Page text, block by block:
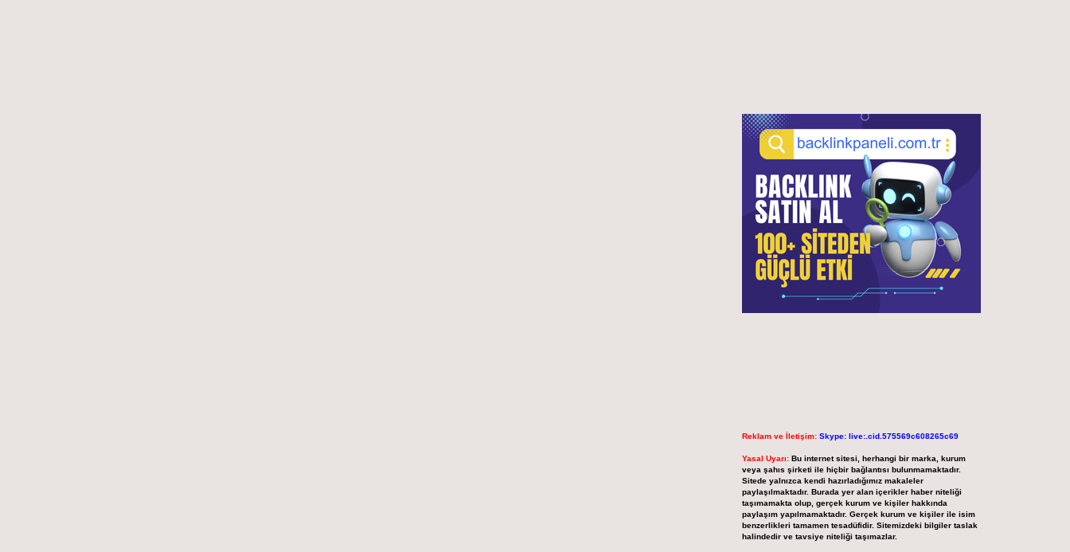
Reklam ve İletişim: Skype: live:.cid.575569c608265c69
Yasal Uyarı: Bu internet sitesi, herhangi bir marka, kurum
veya şahıs şirketi ile hiçbir bağlantısı bulunmamaktadır.
Sitede yalnızca kendi hazırladığımız makaleler
paylaşılmaktadır. Burada yer alan içerikler haber niteliği
taşımamakta olup, gerçek kurum ve kişiler hakkında
paylaşım yapılmamaktadır. Gerçek kurum ve kişiler ile isim
benzerlikleri tamamen tesadüfidir. Sitemizdeki bilgiler taslak
halindedir ve tavsiye niteliği taşımazlar.